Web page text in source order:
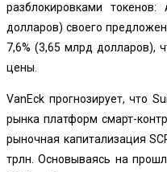
разблокировками
долларов) своего
7,6% (3,65 млрд долларов),
цены.
VanEck прогнозирует, что
рынка платформ смарт-
рыночная капитализация
трлн. Основываясь на